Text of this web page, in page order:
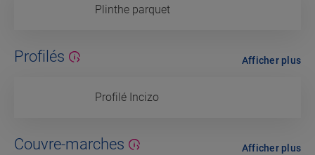
Plinthe parquet
Profilés
Profilé Incizo
Afficher plus
Couvre-marches Afficher plus